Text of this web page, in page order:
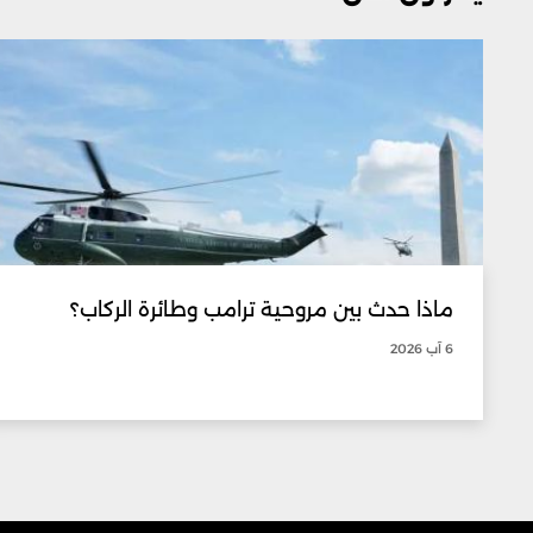
ماذا حدث بين مروحية ترامب وطائرة الركاب؟
6 آب 2026